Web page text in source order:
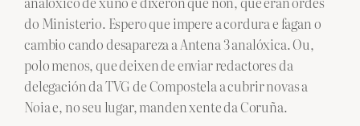
do Ministerio. Espero que impere a cordura e fagan o
cambio cando desapareza a Antena 3 analóxica. Ou,
polo menos, que deixen de enviar redactores da
delegación da TVG de Compostela a cubrir novas a
Noia e, no seu lugar, manden xente da Coruña.